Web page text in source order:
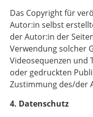
Das Copyright für
Autor:in selbst
der Autor:in der
Verwendung solcher
Videosequenzen und
oder gedruckten
Zustimmung des/der
4. Datenschutz